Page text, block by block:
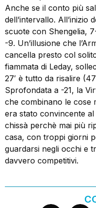
Anche se il conto più
dell’intervallo. All’inizio
scuote con Shengelia,
-9. Un’illusione che
cancella presto col
fiammata di Leday,
27′ è tutto da risalire
Sprofondata a -21, la
che combinano le cose
era stato convincente
chissà perchè mai più
casa, con troppi giorni
guardarsi negli occhi e
davvero competitivi.